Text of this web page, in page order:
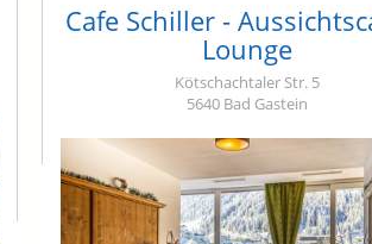
Cafe Schiller -
Lounge
Kötschachtaler Str. 5
5640 Bad Gastein